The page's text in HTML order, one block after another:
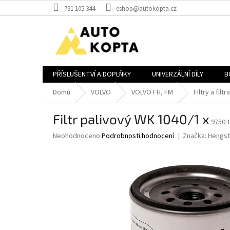
na
731 105 344 eshop@autokopta.cz
PŘÍSLUŠENTVÍ A DOPLŇKY UNIVERZÁLNÍ DÍLY
Domů
VOLVO VOLVO FH, FM Filtry a
Filtr palivový WK 1040/1 x 9750
Průměrné
Neohodnoceno Podrobnosti hodnocení Značka: Hengst